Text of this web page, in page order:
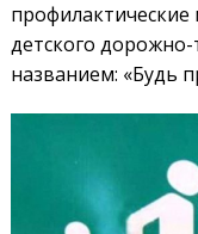
детского
названием: «Будь